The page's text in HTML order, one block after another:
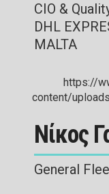
CIO &
DHL
MALTA
Νίκος
General